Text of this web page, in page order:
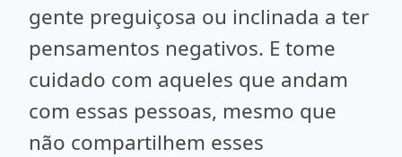
gente preguiçosa ou inclinada a ter
pensamentos negativos. E tome
cuidado com aqueles que andam
com essas pessoas, mesmo que
não compartilhem esses